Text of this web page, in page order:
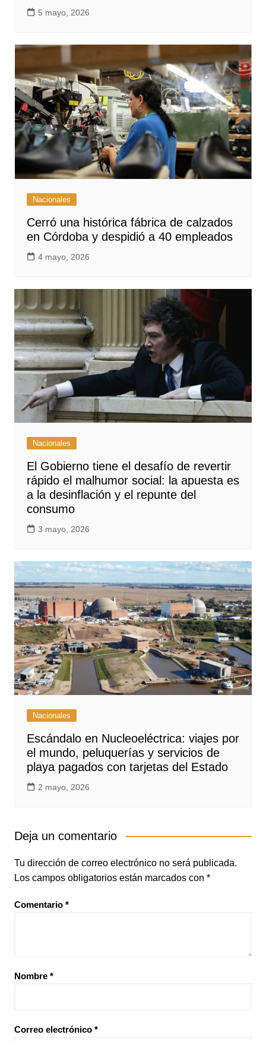
5 mayo, 2026
Nacionales
Cerró una histórica fábrica de calzados
en Córdoba y despidió a 40 empleados
4 mayo, 2026
Nacionales
El Gobierno tiene el desafío de revertir
rápido el malhumor social: la apuesta es
a la desinflación y el repunte del
consumo
3 mayo, 2026
Nacionales
Escándalo en Nucleoeléctrica: viajes por
el mundo, peluquerías y servicios de
playa pagados con tarjetas del Estado
2 mayo, 2026
Deja un comentario
Tu dirección de correo electrónico no será publicada.
Los campos obligatorios están marcados con *
Comentario *
Nombre *
Correo electrónico *